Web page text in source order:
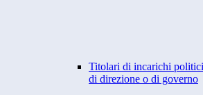
Titolari di incarichi
di direzione o di governo